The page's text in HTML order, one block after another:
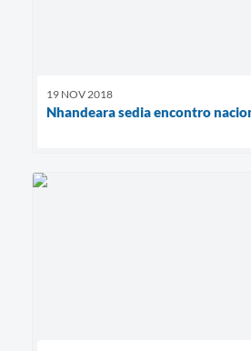
19 NOV 2018
Nhandeara sedia encontro